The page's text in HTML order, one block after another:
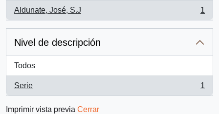
Aldunate, José, S.J
, 1 resultados
1
Nivel de descripción
Todos
Serie
, 1 resultados
1
Imprimir vista previa Cerrar